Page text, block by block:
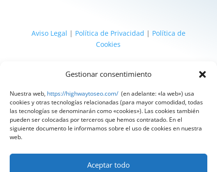
Gestionar consentimiento
Nuestra web, https://highwaytoseo.com/ (en adelante: «la web») usa
cookies y otras tecnologías relacionadas (para mayor comodidad, todas
las tecnologías se denominarán como «cookies»). Las cookies también
pueden ser colocadas por terceros que hemos contratado. En el
siguiente documento le informamos sobre el uso de cookies en nuestra
web.
Aceptar todo
Aviso Legal | Política de Privacidad | Política de
Cookies
@ 2025 Diseñado por HighWay To Seo | Textos
Compliance«Tu Compliance de confianza»